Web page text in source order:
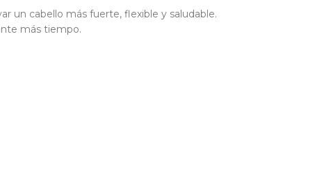
un cabello más fuerte, flexible y saludable.
más tiempo.